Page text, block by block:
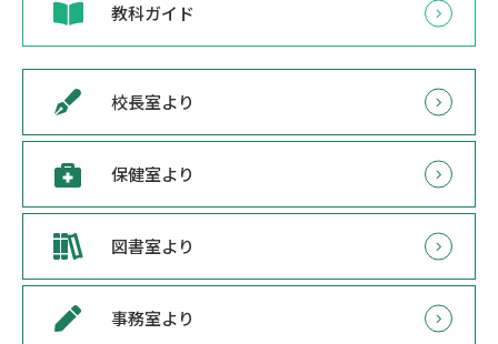
教科ガイド
校長室より
保健室より
図書室より
事務室より